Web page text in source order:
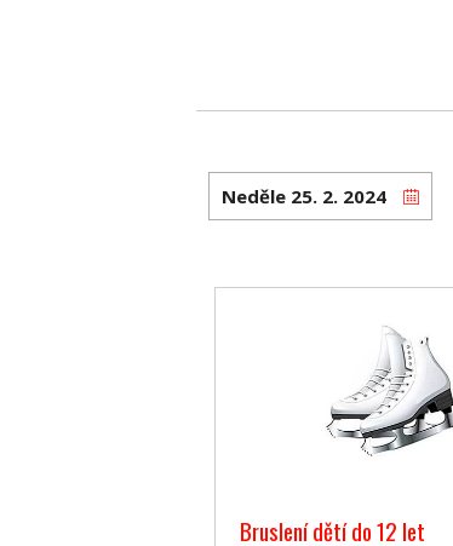
Bruslení dětí do 12 let